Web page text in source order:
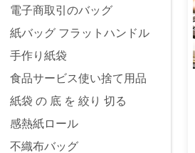
電子商取引のバッグ
紙バッグ フラットハンドル
手作り紙袋
食品サービス使い捨て用品
紙袋 の 底 を 絞り 切る
感熱紙ロール
不織布バッグ